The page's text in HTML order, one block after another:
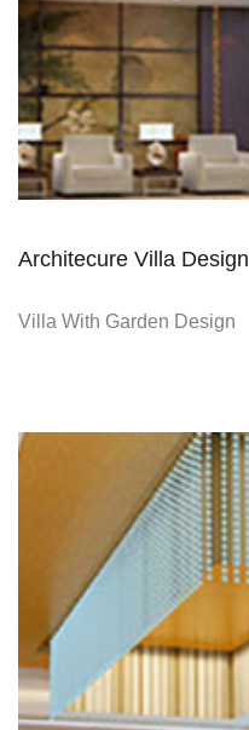
Architecure Villa Design
Villa With Garden Design